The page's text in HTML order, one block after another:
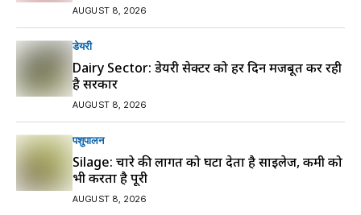
AUGUST 8, 2026
डेयरी
Dairy Sector: डेयरी सेक्टर को हर दिन मजबूत कर रही
है सरकार
AUGUST 8, 2026
पशुपालन
Silage: चारे की लागत को घटा देता है साइलेज, कमी को
भी करता है पूरी
AUGUST 8, 2026